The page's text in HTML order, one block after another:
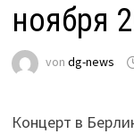
ноября
von dg-news
Концерт в